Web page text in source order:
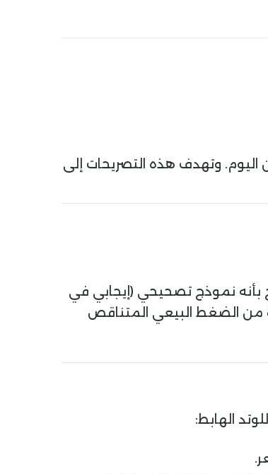
وتهدف هذه التصريحات إلى
بأنه نموذج تصحيحي (إيجابي في
من الضغط البيعي المتناقص
الهابط: